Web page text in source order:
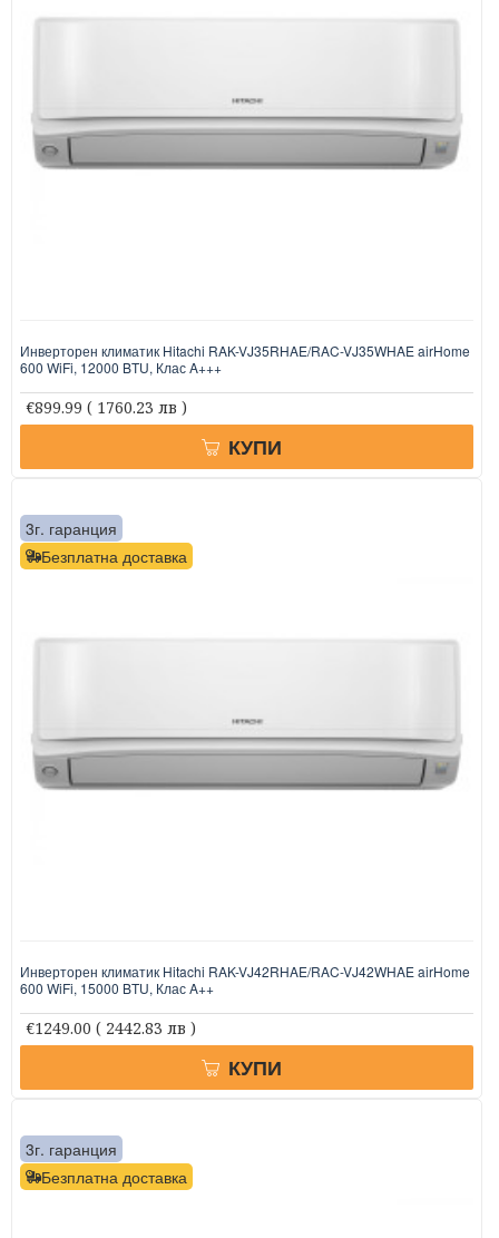
Инверторен климатик Hitachi RAK-VJ35RHAE/RAC-VJ35WHAE airHome
600 WiFi, 12000 BTU, Клас A+++
€899.99 ( 1760.23 лв )
КУПИ
Безплатна доставка
3г. гаранция
Инверторен климатик Hitachi RAK-VJ42RHAE/RAC-VJ42WHAE airHome
600 WiFi, 15000 BTU, Клас A++
€1249.00 ( 2442.83 лв )
КУПИ
Безплатна доставка
3г. гаранция